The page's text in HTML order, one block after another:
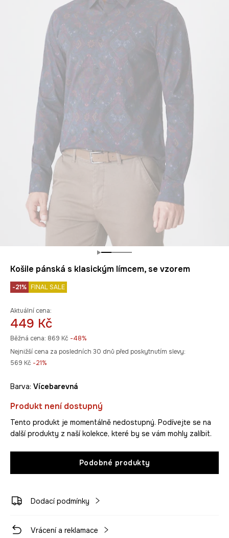
Košile pánská s klasickým límcem, se vzorem
-21% FINAL SALE
Aktuální cena:
449 Kč
Běžná cena: 869 Kč -48%
Nejnižší cena za posledních 30 dnů před poskytnutím slevy:
569 Kč -21%
Barva: vícebarevná
Produkt není dostupný
Tento produkt je momentálně nedostupný. Podívejte se na
další produkty z naší kolekce, které by se vám mohly zalíbit.
Podobné produkty
Dodací podmínky
Vrácení a reklamace